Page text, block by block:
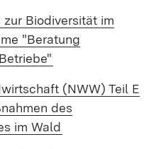
Biodiversität im
"Beratung
(NWW) Teil E
des
im Wald